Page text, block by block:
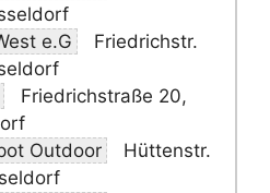
e.G
Friedrichstr.
Friedrichstraße 20,
Outdoor
Hüttenstr.